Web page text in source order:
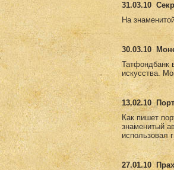
31.03.10
На
30.03.10
Татфондбанк
искусства.
13.02.10
Как пишет
знаменитый
использовал
27.01.10